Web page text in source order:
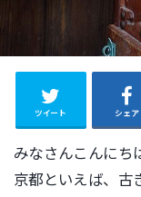
ツイート シェア
みなさんこんにち
京都といえば、古